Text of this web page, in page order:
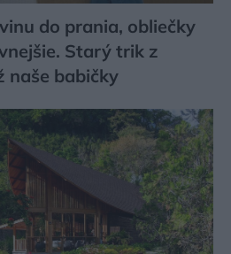
do prania, obliečky
Starý trik z
naše babičky